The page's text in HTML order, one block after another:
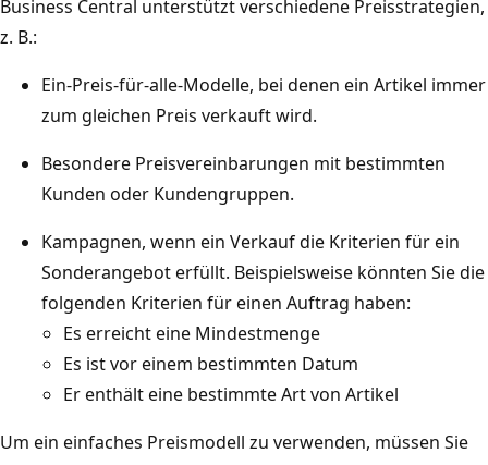
Business Central unterstützt verschiedene Preisstrategien,
z. B.:
Ein-Preis-für-alle-Modelle, bei denen ein Artikel immer
zum gleichen Preis verkauft wird.
Besondere Preisvereinbarungen mit bestimmten
Kunden oder Kundengruppen.
Kampagnen, wenn ein Verkauf die Kriterien für ein
Sonderangebot erfüllt. Beispielsweise könnten Sie die
folgenden Kriterien für einen Auftrag haben:
Es erreicht eine Mindestmenge
Es ist vor einem bestimmten Datum
Er enthält eine bestimmte Art von Artikel
Um ein einfaches Preismodell zu verwenden, müssen Sie